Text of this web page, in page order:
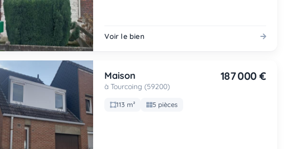
Voir le bien
Maison
à Tourcoing (59200)
187 000 €
113 m² 5 pièces